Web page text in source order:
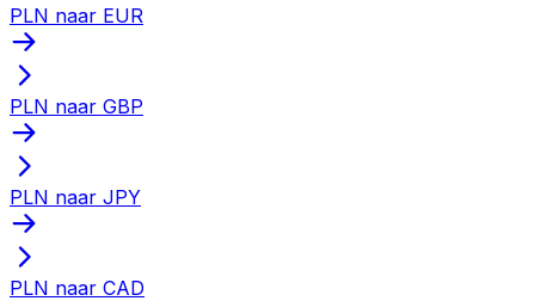
PLN naar EUR
PLN naar GBP
PLN naar JPY
PLN naar CAD